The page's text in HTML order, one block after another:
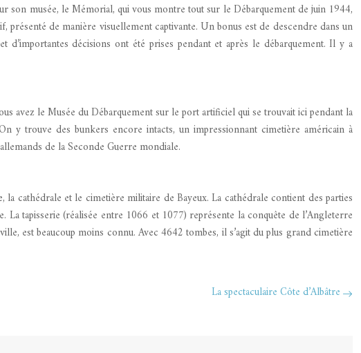
son musée, le Mémorial, qui vous montre tout sur le Débarquement de juin 1944,
de manière visuellement captivante. Un bonus est de descendre dans un
décisions ont été prises pendant et après le débarquement. Il y a
avez le Musée du Débarquement sur le port artificiel qui se trouvait ici pendant la
y trouve des bunkers encore intacts, un impressionnant cimetière américain à
de la Seconde Guerre mondiale.
cathédrale et le cimetière militaire de Bayeux. La cathédrale contient des parties
tapisserie (réalisée entre 1066 et 1077) représente la conquête de l’Angleterre
est beaucoup moins connu. Avec 4642 tombes, il s’agit du plus grand cimetière
La spectaculaire Côte d’Albâtre